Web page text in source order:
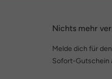
Nichts mehr
Melde dich für
Sofort-Gutschein